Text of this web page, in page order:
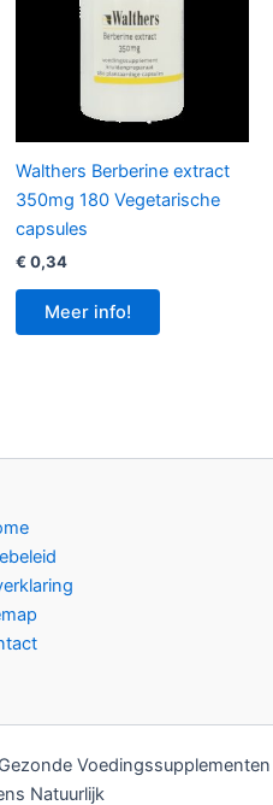
Walthers Berberine extract
350mg 180 Vegetarische
capsules
€ 0,34
Meer info!
Voedingssupplementen
Natuurlijk